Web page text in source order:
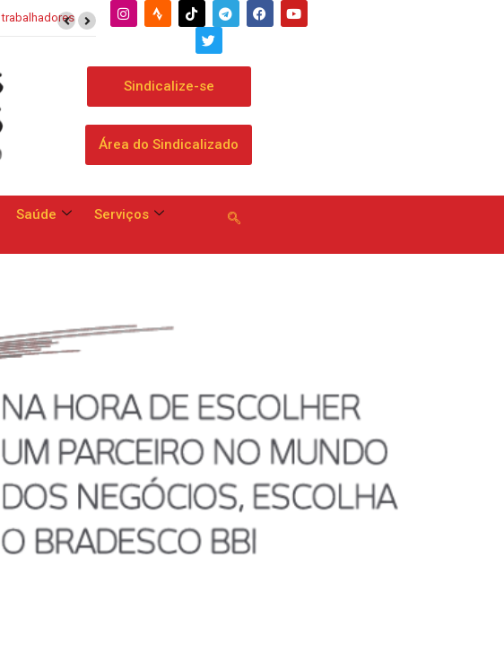
Saúde Caixa: Banco apresenta proposta que chega a dobrar mensalidade
Sindicalize-se
Área do Sindicalizado
Saúde
Serviços